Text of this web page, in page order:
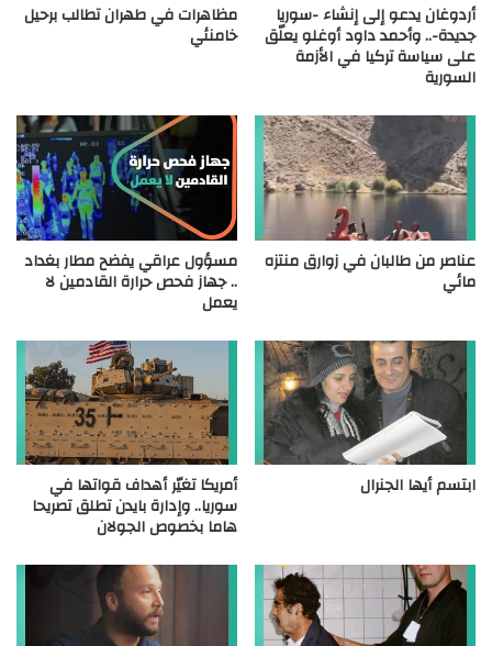
أردوغان يدعو إلى إنشاء -سوريا
جديدة-.. وأحمد داود أوغلو يعلّق
على سياسة تركيا في الأزمة
السورية
مظاهرات في طهران تطالب برحيل
خامنئي
عناصر من طالبان في زوارق منتزه
مائي
مسؤول عراقي يفضح مطار بغداد
.. جهاز فحص حرارة القادمين لا
يعمل
ابتسم أيها الجنرال أمريكا تغيّر أهداف قواتها في
سوريا.. وإدارة بايدن تطلق تصريحا
هاما بخصوص الجولان